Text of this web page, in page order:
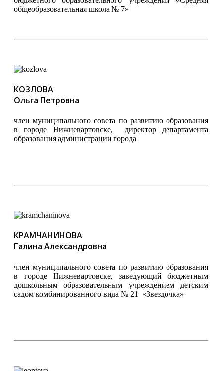
общеобразовательная школа № 7»
КОЗЛОВА
Ольга Петровна
член муниципального совета по развитию образования
в городе Нижневартовске, директор департамента
образования администрации города
КРАМЧАНИНОВА
Галина Александровна
член муниципального совета по развитию образования
в городе Нижневартовске, заведующий бюджетным
дошкольным образовательным учреждением детским
садом комбинированного вида № 21 «Звездочка»